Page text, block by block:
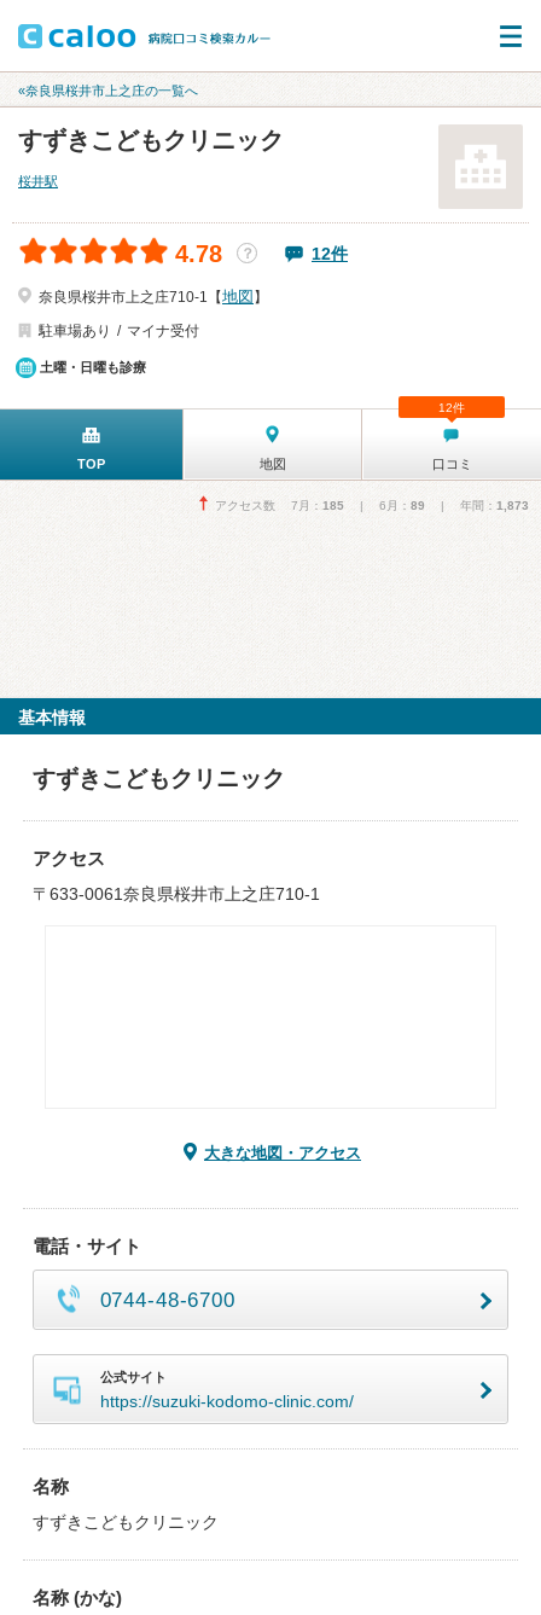
«奈良県桜井市上之庄の一覧へ
すずきこどもクリニック
桜井駅
4.78 ？ 12件
奈良県桜井市上之庄710-1【地図 】
駐車場あり
マイナ受付
土曜・日曜も診療
TOP 地図 口コミ
12件
アクセス数 7月： 185 | 6月： 89 | 年間： 1,873
基本情報
すずきこどもクリニック
アクセス
〒633-0061奈良県桜井市上之庄710-1
大きな地図・アクセス
電話・サイト
0744-48-6700
公式サイト
https://suzuki-kodomo-clinic.com/
名称
すずきこどもクリニック
名称 (かな)